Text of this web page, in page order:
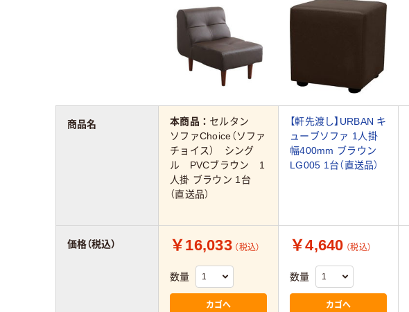
本商品： セルタン
ソファChoice（ソファ
チョイス） シング
ル PVCブラウン 1
人掛 ブラウン 1台
（直送品）
【軒先渡し】URBAN キ
ューブソファ 1人掛
幅400mm ブラウン
LG005 1台（直送品）
￥16,033 （税込）
数量
カゴへ
￥4,640 （税込）
数量
カゴへ
商品名
価格（税込）